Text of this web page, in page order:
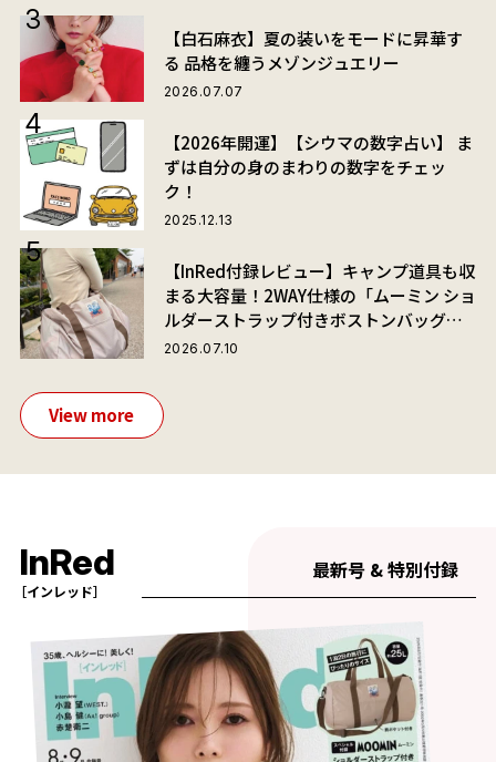
【白石麻衣】夏の装いをモードに昇華す
る 品格を纏うメゾンジュエリー
2026.07.07
【2026年開運】【シウマの数字占い】 ま
ずは自分の身のまわりの数字をチェッ
ク！
2025.12.13
【InRed付録レビュー】キャンプ道具も収
まる大容量！2WAY仕様の「ムーミン ショ
ルダーストラップ付きボストンバッグ」
が夏旅におすすめな理由
2026.07.10
View more
InRed
［インレッド］
最新号 & 特別付録